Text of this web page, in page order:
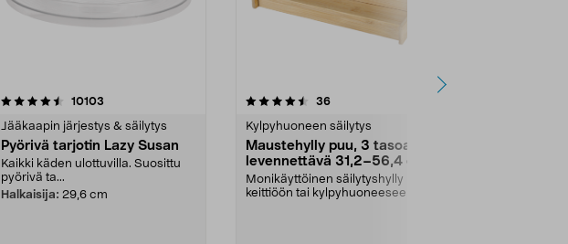
10103
Jääkaapin järjestys & säilytys
Pyörivä tarjotin Lazy Susan
Kaikki käden ulottuvilla. Suosittu
pyörivä ta...
Halkaisija: 29,6 cm
4.5viidestä
36arvostelut
Kylpyhuoneen säilytys
Maustehylly puu, 3 tasoa,
levennettävä 31,2–56,4 cm
Monikäyttöinen säilytyshylly
keittiöön tai kylpyhuoneeseen.